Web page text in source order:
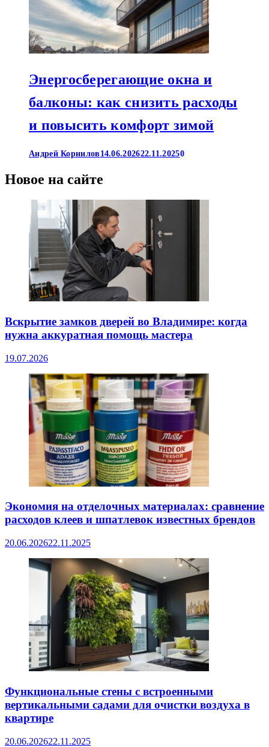
Энергосберегающие окна и
балконы: как снизить расходы
и повысить комфорт зимой
Андрей Корнилов 14.06.202622.11.20250
Новое на сайте
Вскрытие замков дверей во Владимире: когда
нужна аккуратная помощь мастера
19.07.2026
Экономия на отделочных материалах: сравнение
расходов клеев и шпатлевок известных брендов
20.06.202622.11.2025
Функциональные стены с встроенными
вертикальными садами для очистки воздуха в
квартире
20.06.202622.11.2025